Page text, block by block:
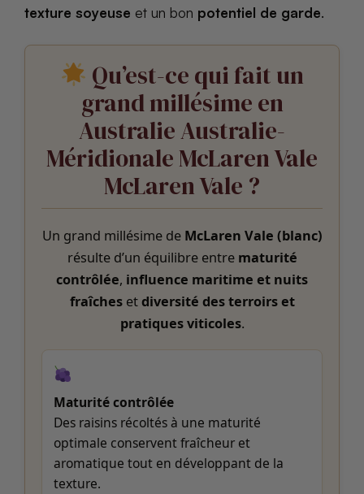
texture soyeuse et un bon potentiel de garde.
Qu’est-ce qui fait un
grand millésime en
Australie Australie-
Méridionale McLaren Vale
McLaren Vale ?
Un grand millésime de McLaren Vale (blanc)
résulte d’un équilibre entre maturité
contrôlée, influence maritime et nuits
fraîchesetdiversité des terroirs et
pratiques viticoles.
Maturité contrôlée
Des raisins récoltés à une maturité
optimale conservent fraîcheur et
aromatique tout en développant de la
texture.